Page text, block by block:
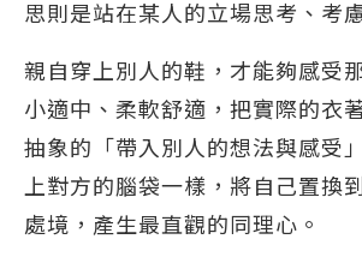
思則是站在某人的立場思考、考
親自穿上別人的鞋，才能夠感受
小適中、柔軟舒適，把實際的衣
抽象的「帶入別人的想法與感受
上對方的腦袋一樣，將自己置換
處境，產生最直觀的同理心。